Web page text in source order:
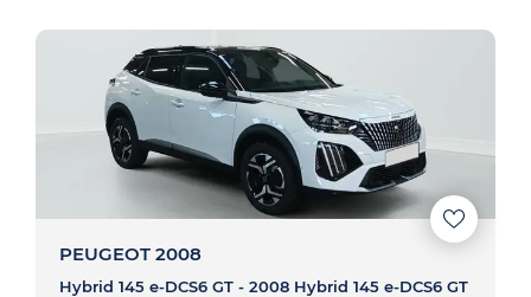
PEUGEOT 2008
Hybrid 145 e-DCS6 GT - 2008 Hybrid 145 e-DCS6 GT